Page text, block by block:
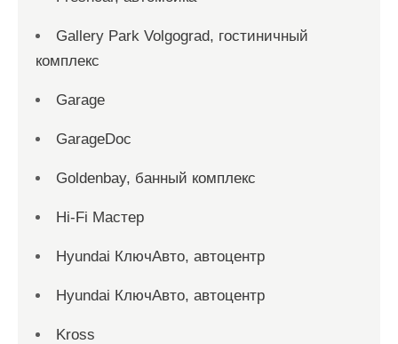
Gallery Park Volgograd, гостиничный
комплекс
Garage
GarageDoc
Goldenbay, банный комплекс
Hi-Fi Мастер
Hyundai КлючАвто, автоцентр
Hyundai КлючАвто, автоцентр
Kross